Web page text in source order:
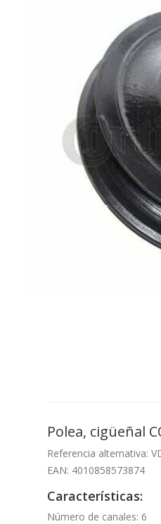
Polea, cigüeñal
Referencia alternativa:
EAN: 4010858573874
Características:
Número de canales: 6